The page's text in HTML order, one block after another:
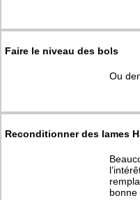
Faire le niveau des bols
Ou
Reconditionner des lames
bonne